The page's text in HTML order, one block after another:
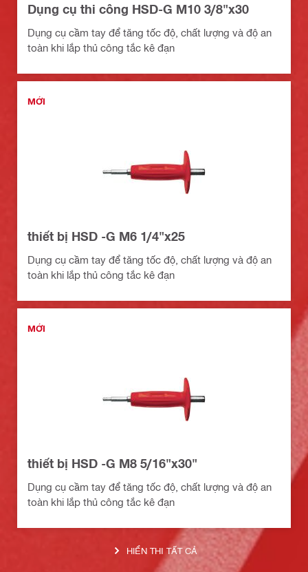
Dụng cụ thi công HSD-G M10 3/8"x30
Dụng cụ cầm tay để tăng tốc độ, chất lượng và độ an
toàn khi lắp thủ công tắc kê đạn
MỚI
thiết bị HSD -G M6 1/4"x25
Dụng cụ cầm tay để tăng tốc độ, chất lượng và độ an
toàn khi lắp thủ công tắc kê đạn
MỚI
thiết bị HSD -G M8 5/16"x30"
Dụng cụ cầm tay để tăng tốc độ, chất lượng và độ an
toàn khi lắp thủ công tắc kê đạn
HIỂN THỊ TẤT CẢ